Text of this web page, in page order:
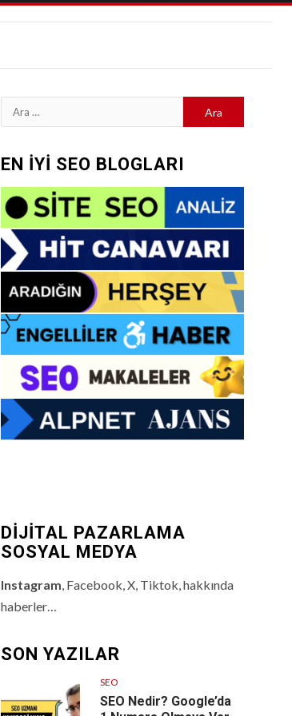
Arama:
EN İYİ SEO BLOGLARI
DİJİTAL PAZARLAMA
SOSYAL MEDYA
Instagram , Facebook, X, Tiktok, hakkında
haberler…
SON YAZILAR
SEO
SEO Nedir? Google’da